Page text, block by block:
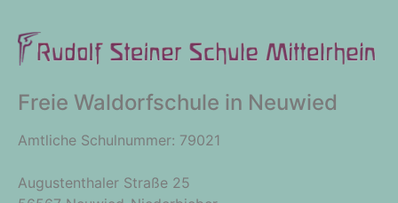
Freie Waldorfschule in Neuwied
Amtliche Schulnummer: 79021
Augustenthaler Straße 25